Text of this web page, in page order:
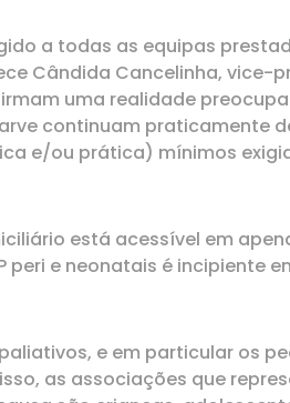
a todas as equipas
Cândida Cancelinha, vice-
uma realidade
continuam praticamente
e/ou prática) mínimos
está acessível em
e neonatais é incipiente
e em particular os
as associações que